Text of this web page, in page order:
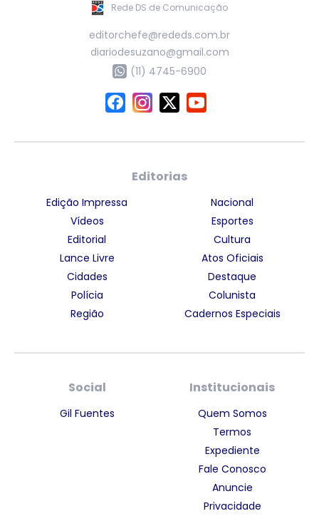
Rede DS de Comunicação
editorchefe@rededs.com.br
diariodesuzano@gmail.com
(11) 4745-6900
Editorias
Edição Impressa
Vídeos
Editorial
Lance Livre
Cidades
Polícia
Região
Nacional
Esportes
Cultura
Atos Oficiais
Destaque
Colunista
Cadernos Especiais
Social
Gil Fuentes
Institucionais
Quem Somos
Termos
Expediente
Fale Conosco
Anuncie
Privacidade